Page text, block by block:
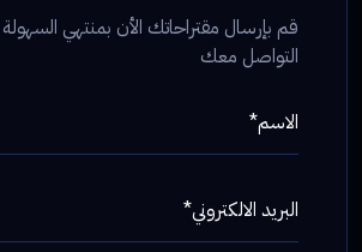
قم بإرسال مقتراحاتك الأن بمنتهي
التواصل معك
الاسم*
البريد الالكتروني*